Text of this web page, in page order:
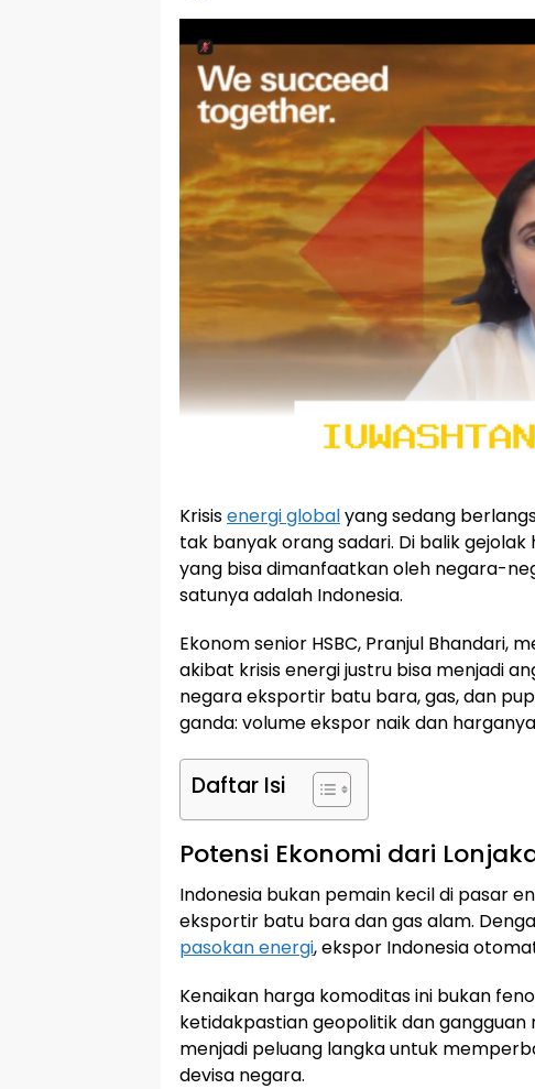
Krisisenergi globalyang sedang
tak banyak orang sadari. Di balik gejolak
yang bisa dimanfaatkan oleh negara-
satunya adalah Indonesia.
Ekonom senior HSBC, Pranjul
akibat krisis energi justru bisa menjadi
negara eksportir batu bara, gas, dan
ganda: volume ekspor naik dan
Daftar Isi
Potensi Ekonomi dari
Indonesia bukan pemain kecil di pasar
eksportir batu bara dan gas alam.
pasokan energi, ekspor Indonesia
Kenaikan harga komoditas ini bukan
ketidakpastian geopolitik dan gangguan
menjadi peluang langka untuk
devisa negara.